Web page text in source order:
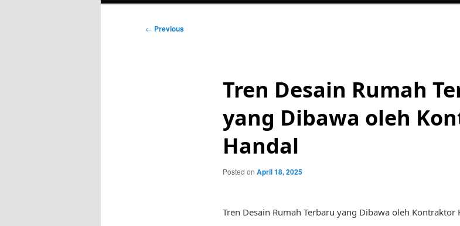
Post
← Previous
Tren Desain Rumah
yang Dibawa oleh
Handal
Posted on April 18, 2025
Tren Desain Rumah Terbaru yang Dibawa oleh Kontraktor